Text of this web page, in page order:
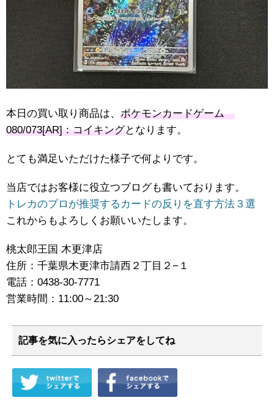
本日の買い取り商品は、 ポケモンカードゲーム
080/073[AR]：コイキングとなります。
とても満足いただけた様子で何よりです。
当店ではお客様に役立つブログも書いております。
トレカのプロが推奨するカードの反りを直す方法３選
これからもよろしくお願いいたします。
桃太郎王国 木更津店
住所：千葉県木更津市請西２丁目２−１
電話：0438-30-7771
営業時間：11:00～21:30
記事を気に入ったらシェアをしてね